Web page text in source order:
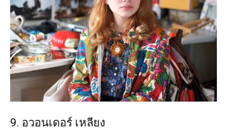
9. อวอนเดอร์ เหลียง